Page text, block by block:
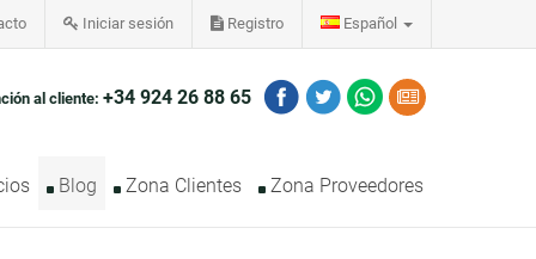
Iniciar sesión Registro Español
al cliente: +34 924 26 88 65
Blog Zona Clientes Zona Proveedores